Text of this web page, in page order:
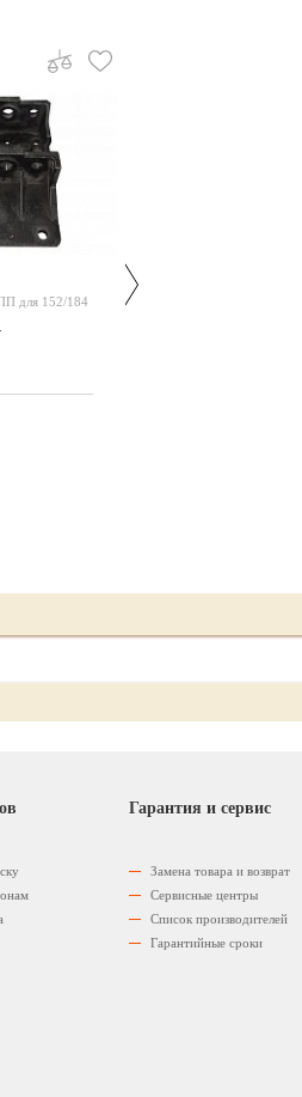
для 152/184
Гарантия и сервис
Замена товара и возврат
Сервисные центры
Список производителей
Гарантийные сроки